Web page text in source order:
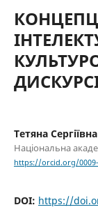
Тетяна
Національна
https://orcid.org/0009-
DOI: https://